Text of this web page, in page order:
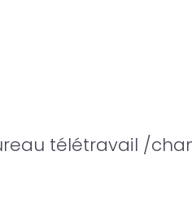
télétravail /